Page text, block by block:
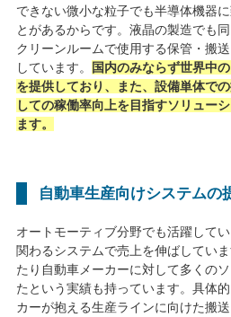
できない微小な粒子でも半導体機器
とがあるからです。液晶の製造でも
クリーンルームで使用する保管・搬
しています。
国内のみならず世界中
を提供しており、また、設備単体で
しての稼働率向上を目指すソリュー
ます。
自動車生産向けシステムの
オートモーティブ分野でも活躍して
関わるシステムで売上を伸ばしてい
たり自動車メーカーに対して多くの
たという実績も持っています。具体
カーが抱える生産ラインに向けた搬送